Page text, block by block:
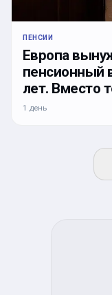
ПЕНСИИ
Европа
пенсионный
лет. Вместо
1 день